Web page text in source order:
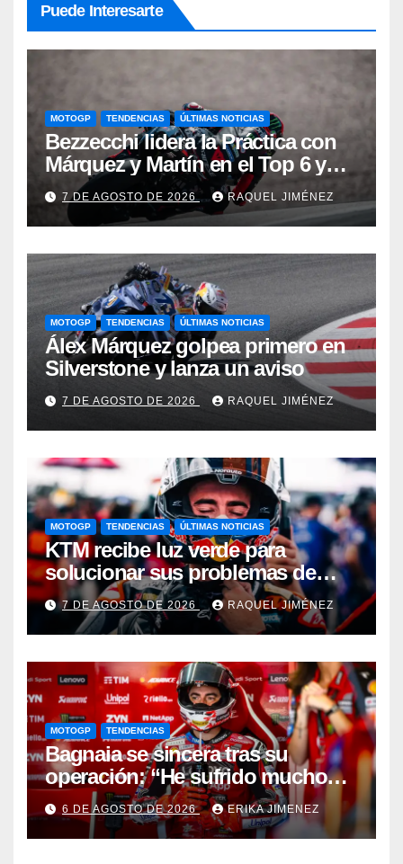
Puede Interesarte
MOTOGP TENDENCIAS ÚLTIMAS NOTICIAS
Bezzecchi lidera la Práctica con
Márquez y Martín en el Top 6 y
Bagnaia se complica la
clasificación
7 DE AGOSTO DE 2026 RAQUEL JIMÉNEZ
MOTOGP TENDENCIAS ÚLTIMAS NOTICIAS
Álex Márquez golpea primero en
Silverstone y lanza un aviso
7 DE AGOSTO DE 2026 RAQUEL JIMÉNEZ
MOTOGP TENDENCIAS ÚLTIMAS NOTICIAS
KTM recibe luz verde para
solucionar sus problemas de
motor: una gran noticia para
Pedro Acosta
7 DE AGOSTO DE 2026 RAQUEL JIMÉNEZ
MOTOGP TENDENCIAS
Bagnaia se sincera tras su
operación: “He sufrido mucho
durante el último año y medio”
6 DE AGOSTO DE 2026 ERIKA JIMENEZ